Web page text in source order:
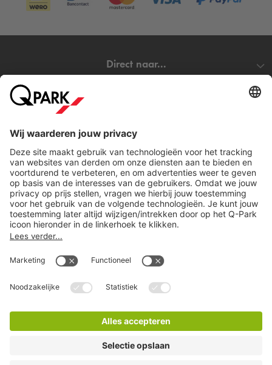
Direct naar...
Copyright
Privacy statement
Juridische informatie
Disclaimer